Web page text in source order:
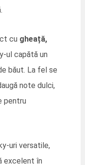
cu gheață,
ul capătă un
băut. La fel se
note dulci,
pentru
uri versatile,
excelent în